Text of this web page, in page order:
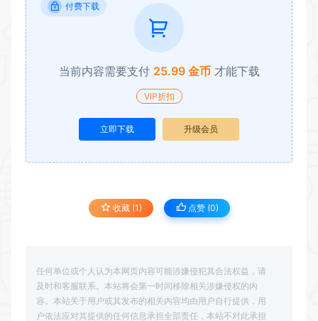
付费下载
当前内容需要支付 25.99 金币 才能下载
VIP折扣
立即下载 升级会员
收藏 (1) 点赞 (0)
任何单位或个人认为本网页内容可能涉嫌侵犯其合法权益，请
及时和客服联系。本站将会第一时间移除相关涉嫌侵权的内
容。本站关于用户或其发布的相关内容均由用户自行提供，用
户依法应对其提供的任何信息承担全部责任，本站不对此承担